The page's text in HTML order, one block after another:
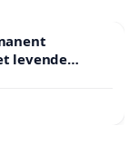
levende